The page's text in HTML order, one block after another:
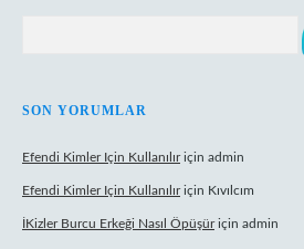
SON YORUMLAR
Efendi Kimler Için Kullanılıriçin admin
Efendi Kimler Için Kullanılıriçin Kıvılcım
İKizler Burcu Erkeği Nasıl Öpüşüriçin admin